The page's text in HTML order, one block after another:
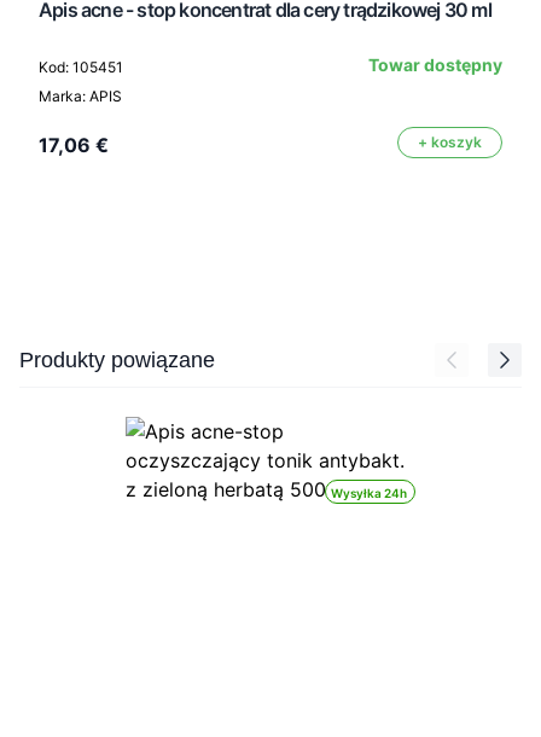
Apis acne - stop koncentrat dla cery trądzikowej 30 ml
Kod: 105451
Marka: APIS
Towar dostępny
17,06 € + koszyk
Press to skip carousel
Produkty powiązane
Wysyłka 24h